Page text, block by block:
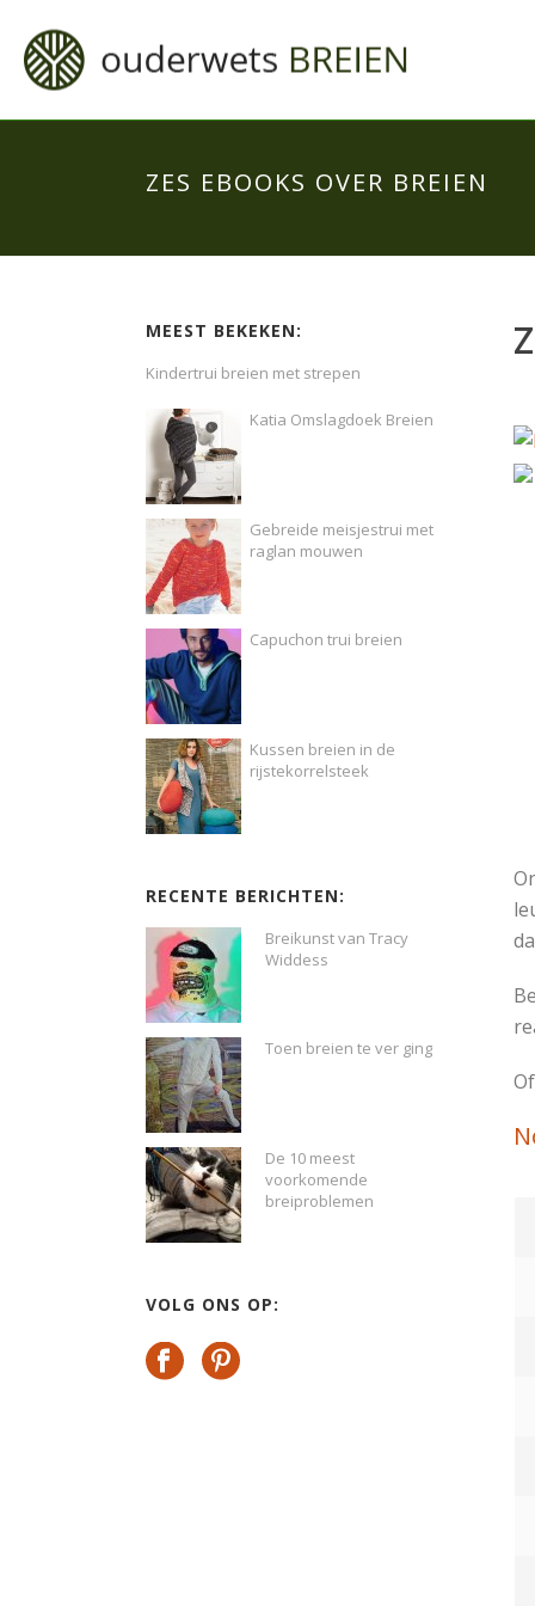
ZES EBOOKS OVER BREIEN
MEEST BEKEKEN:
Kindertrui breien met strepen
Katia Omslagdoek Breien
Gebreide meisjestrui met
raglan mouwen
Capuchon trui breien
Kussen breien in de
rijstekorrelsteek
RECENTE BERICHTEN:
Breikunst van Tracy
Widdess
Toen breien te ver ging
De 10 meest
voorkomende
breiproblemen
VOLG ONS OP: